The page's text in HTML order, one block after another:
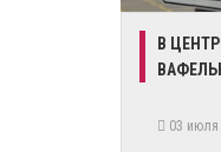
​В
03 июля